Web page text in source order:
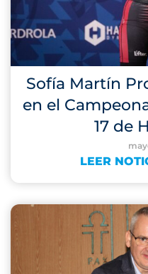
Sofía Martín
en el
17 de
LEER